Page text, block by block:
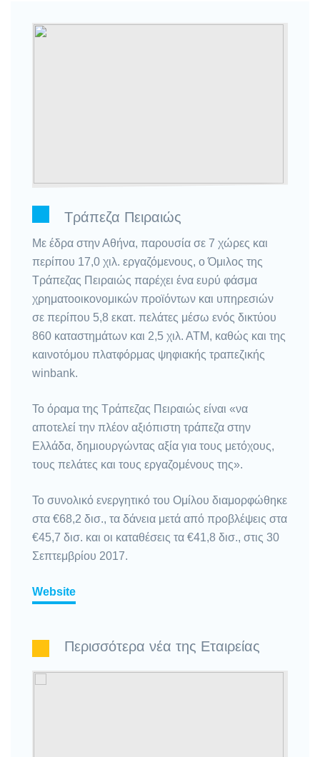
Τράπεζα Πειραιώς
Με έδρα στην Αθήνα, παρουσία σε 7 χώρες και
περίπου 17,0 χιλ. εργαζόμενους, ο Όμιλος της
Τράπεζας Πειραιώς παρέχει ένα ευρύ φάσμα
χρηματοοικονομικών προϊόντων και υπηρεσιών
σε περίπου 5,8 εκατ. πελάτες μέσω ενός δικτύου
860 καταστημάτων και 2,5 χιλ. ΑΤΜ, καθώς και της
καινοτόμου πλατφόρμας ψηφιακής τραπεζικής
winbank.
Το όραμα της Τράπεζας Πειραιώς είναι «να
αποτελεί την πλέον αξιόπιστη τράπεζα στην
Ελλάδα, δημιουργώντας αξία για τους μετόχους,
τους πελάτες και τους εργαζομένους της».
Το συνολικό ενεργητικό του Ομίλου διαμορφώθηκε
στα €68,2 δισ., τα δάνεια μετά από προβλέψεις στα
€45,7 δισ. και οι καταθέσεις τα €41,8 δισ., στις 30
Σεπτεμβρίου 2017.
Website
Περισσότερα νέα της Εταιρείας